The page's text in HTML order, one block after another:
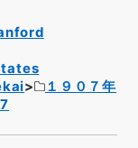
１９０７年